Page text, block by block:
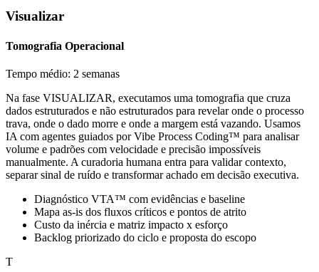
Visualizar
Tomografia Operacional
Tempo médio: 2 semanas
Na fase VISUALIZAR, executamos uma tomografia que cruza
dados estruturados e não estruturados para revelar onde o processo
trava, onde o dado morre e onde a margem está vazando. Usamos
IA com agentes guiados por Vibe Process Coding™ para analisar
volume e padrões com velocidade e precisão impossíveis
manualmente. A curadoria humana entra para validar contexto,
separar sinal de ruído e transformar achado em decisão executiva.
Diagnóstico VTA™ com evidências e baseline
Mapa as-is dos fluxos críticos e pontos de atrito
Custo da inércia e matriz impacto x esforço
Backlog priorizado do ciclo e proposta do escopo
T